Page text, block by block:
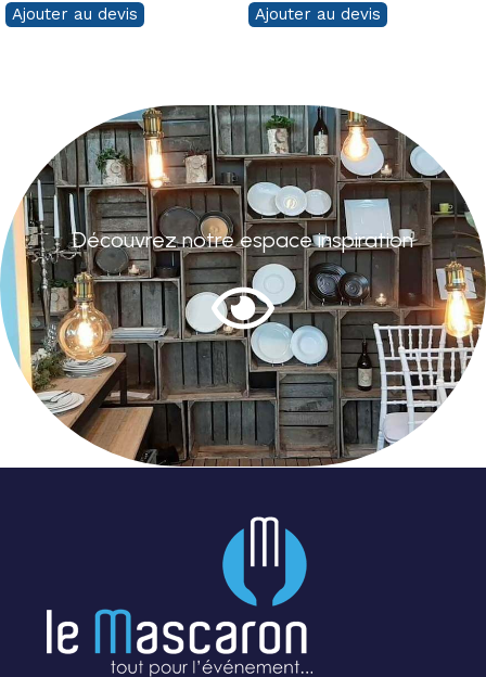
Ajouter au devis Ajouter au devis
Découvrez notre espace inspiration